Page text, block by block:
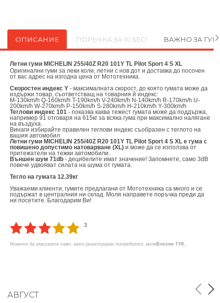
ОПИСАНИЕ ПОРЪЧКА ЗА 10 SEC! ВАЖНО ЗА
Летни гуми MICHELIN 255/40Z R20 101Y TL Pilot Sport 4 S XL
Оригинални гуми за леки коли, летни с нов дот и доставка до посочен
от вас адрес на изгодна цена от Мототехника.
Скоростен индекс Y - максималната скорост, до която гумата може да
издържи товар, съответстващ на товарния й индекс:
M-130km/h Q-160km/h T-190km/h V-240km/h N-140km/h R-170km/h U-
200km/h W-270km/h P-150km/h S-280km/h H-210km/h Y-300km/h
Теглови индекс 101 - показва каква тежест гумата може да поддържа,
например 91 отговаря на 615кг за всяка гума при максимално налягане
на въздуха.
Винаги избирайте правилен теглови индекс съобразен с теглото на
вашия автомобил.
Летни гуми MICHELIN 255/40Z R20 101Y TL Pilot Sport 4 S XL е гума с
повишено допустимо натоварване (XL) и може да се използва от
притежатели на тежки автомобили.
Външен шум 71db - децибелите имат значение! Запомнете, само 3dB
повече удвояват силата на шума от гумата.
Тегло на гумата 12.39кг
Уважаеми клиенти, гумите предлагани от Мототехника са много и се
подържат в централния ни склад. Моля направете поръчка преди да
ни посетите. Благодарим Ви!
3
Можете да гласувате само, като регистриран потребител, моляВлезте ТУК
АВГУСТ